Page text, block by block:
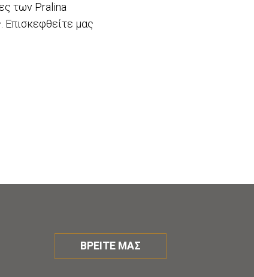
των Pralina
Επισκεφθείτε μας
ΒΡΕΙΤΕ ΜΑΣ